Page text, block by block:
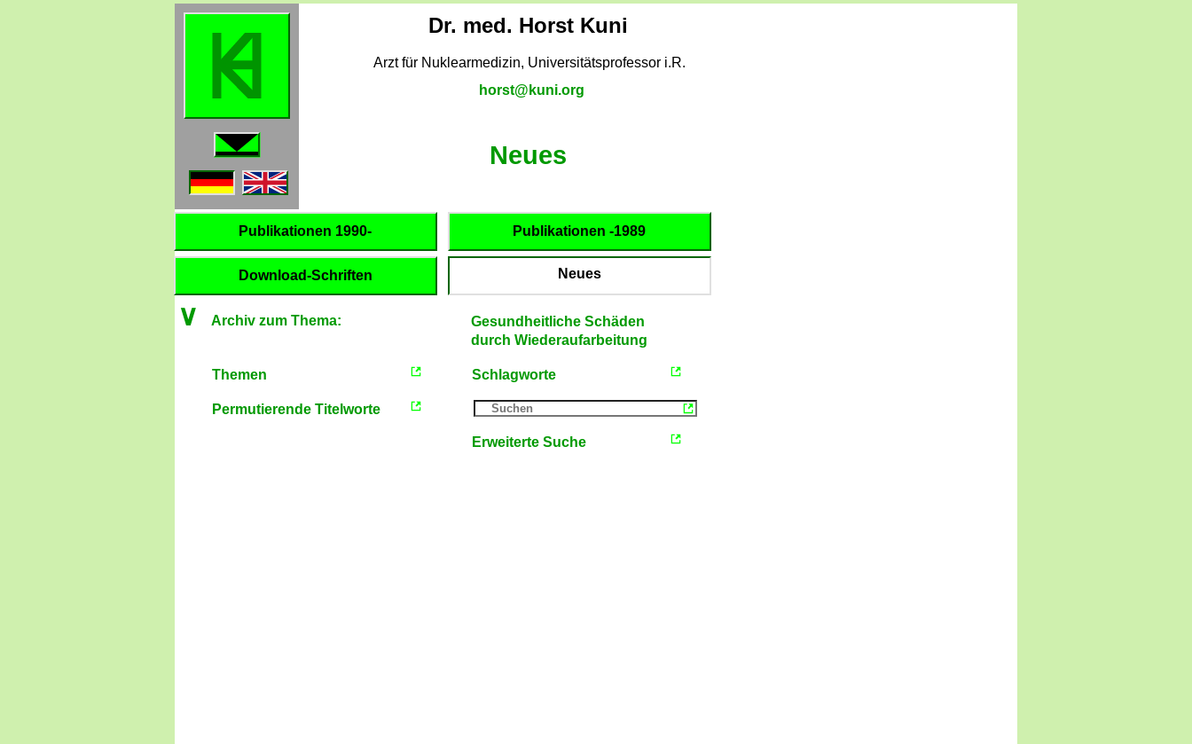
Dr. med. Horst Kuni
Arzt für Nuklearmedizin, Universitätsprofessor i.R.
horst@kuni.org
Neues
Publikationen 1990- Publikationen -1989
Download-Schriften Neues
∨ Archiv zum Thema:
Gesundheitliche Schäden
durch Wiederaufarbeitung
Themen Schlagworte
Permutierende Titelworte
Erweiterte Suche